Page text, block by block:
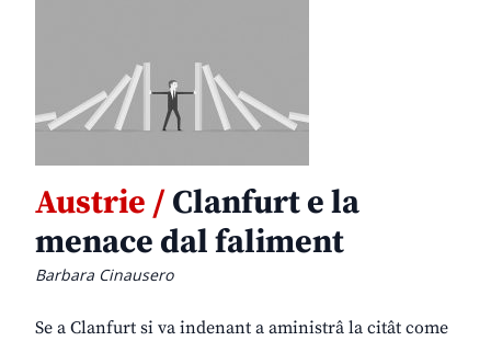
Austrie /Clanfurt e la
menace dal faliment
Barbara Cinausero
Se a Clanfurt si va indenant a aministrâ la citât come